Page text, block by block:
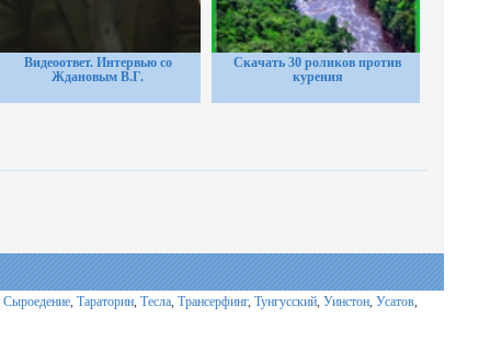
Видеоответ. Интервью со
Ждановым В.Г.
Скачать 30 роликов против
курения
Сыроедение, Тараторин, Тесла, Трансерфинг, Тунгусский, Уинстон, Усатов,